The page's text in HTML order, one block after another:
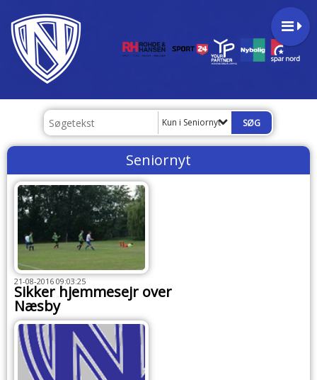
Kun i Seniornyt
Seniornyt
21-08-2016 09:03:25
Sikker hjemmesejr over
Næsby